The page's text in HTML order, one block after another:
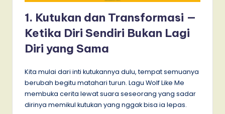
1. Kutukan dan Transformasi —
Ketika Diri Sendiri Bukan Lagi
Diri yang Sama
Kita mulai dari inti kutukannya dulu, tempat semuanya
berubah begitu matahari turun. Lagu Wolf Like Me
membuka cerita lewat suara seseorang yang sadar
dirinya memikul kutukan yang nggak bisa ia lepas.